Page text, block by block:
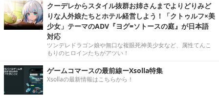
クーデレからスタイル抜群お姉さんまでよりどりみど
りな人外娘たちとホテル経営しよう！「クトゥルフ×美
少女」テーマのADV『ヨグ=ソトースの庭』が日本語
対応
ツンデレドラゴン娘や無口な複眼死神美少女など、属性てんこ
もりのヒロインたちがアツい！
ゲームコマースの最前線ーXsolla特集
Xsollaの最新情報はこちらから！